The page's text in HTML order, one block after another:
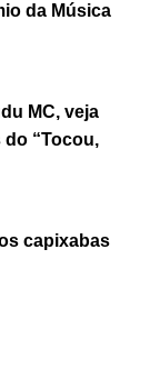
da Música
MC, veja
“Tocou,
capixabas